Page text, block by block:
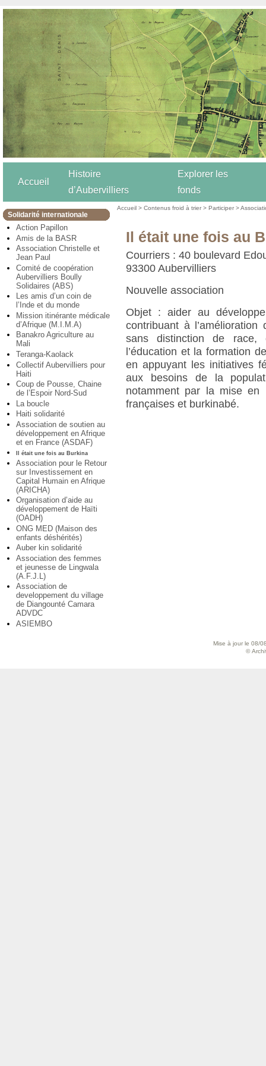
Accueil
Histoire
d’Aubervilliers
Explorer les
fonds
Solidarité internationale
Action Papillon
Amis de la BASR
Association Christelle et
Jean Paul
Comité de coopération
Aubervilliers Boully
Solidaires (ABS)
Les amis d’un coin de
l’Inde et du monde
Mission itinérante médicale
d’Afrique (M.I.M.A)
Banakro Agriculture au
Mali
Teranga-Kaolack
Collectif Aubervilliers pour
Haiti
Coup de Pousse, Chaine
de l’Espoir Nord-Sud
La boucle
Haiti solidarité
Association de soutien au
développement en Afrique
et en France (ASDAF)
Il était une fois au Burkina
Association pour le Retour
sur Investissement en
Capital Humain en Afrique
(ARICHA)
Organisation d’aide au
développement de Haïti
(OADH)
ONG MED (Maison des
enfants déshérités)
Auber kin solidarité
Association des femmes
et jeunesse de Lingwala
(A.F.J.L)
Association de
developpement du village
de Diangounté Camara
ADVDC
ASIEMBO
Accueil >Contenus froid à trier >Participer >
Il était une fois au
Courriers : 40 boulevard
93300 Aubervilliers
Nouvelle association
Objet : aider au
contribuant à
sans distinction de race,
l’éducation et la formation
en appuyant les initiatives
aux besoins de la
notamment par la mise en
françaises et burkinabé.
Mise à jour le 08/
©